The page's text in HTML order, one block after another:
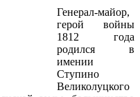
Генерал-майор,
герой войны
1812 года
родился в
имении
Ступино
Великолуцкого